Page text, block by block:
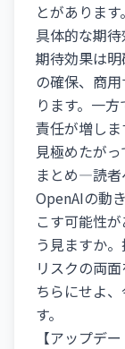
とがあります。
具体的な期
期待効果は
の確保、商
ります。一
責任が増し
見極めたがっ
まとめ—読者
OpenAIの動
こす可能性
う見ますか
リスクの両
ちらにせよ
す。
【アップデ